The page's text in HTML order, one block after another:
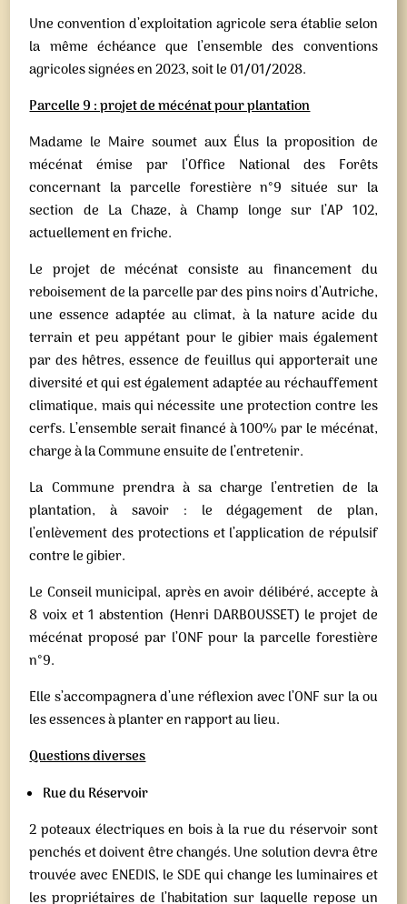
Une convention d’exploitation agricole sera établie selon
la même échéance que l’ensemble des conventions
agricoles signées en 2023, soit le 01/01/2028.
Parcelle 9 : projet de mécénat pour plantation
Madame le Maire soumet aux Élus la proposition de
mécénat émise par l’Office National des Forêts
concernant la parcelle forestière n°9 située sur la
section de La Chaze, à Champ longe sur l’AP 102,
actuellement en friche.
Le projet de mécénat consiste au financement du
reboisement de la parcelle par des pins noirs d’Autriche,
une essence adaptée au climat, à la nature acide du
terrain et peu appétant pour le gibier mais également
par des hêtres, essence de feuillus qui apporterait une
diversité et qui est également adaptée au réchauffement
climatique, mais qui nécessite une protection contre les
cerfs. L’ensemble serait financé à 100% par le mécénat,
charge à la Commune ensuite de l’entretenir.
La Commune prendra à sa charge l’entretien de la
plantation, à savoir : le dégagement de plan,
l’enlèvement des protections et l’application de répulsif
contre le gibier.
Le Conseil municipal, après en avoir délibéré, accepte à
8 voix et 1 abstention (Henri DARBOUSSET) le projet de
mécénat proposé par l’ONF pour la parcelle forestière
n°9.
Elle s’accompagnera d’une réflexion avec l’ONF sur la ou
les essences à planter en rapport au lieu.
Questions diverses
Rue du Réservoir
2 poteaux électriques en bois à la rue du réservoir sont
penchés et doivent être changés. Une solution devra être
trouvée avec ENEDIS, le SDE qui change les luminaires et
les propriétaires de l’habitation sur laquelle repose un